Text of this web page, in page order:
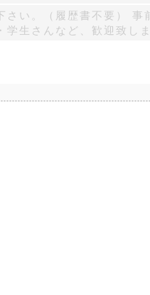
さい。（履歴書不要）
生さんなど、歓迎致しま